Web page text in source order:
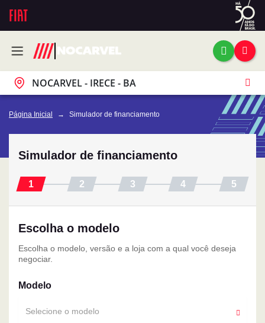
NOCARVEL - IRECE - BA
Página Inicial Simulador de financiamento
Simulador de financiamento
Escolha o modelo
Escolha o modelo, versão e a loja com a qual você deseja
negociar.
Modelo
Selecione o modelo